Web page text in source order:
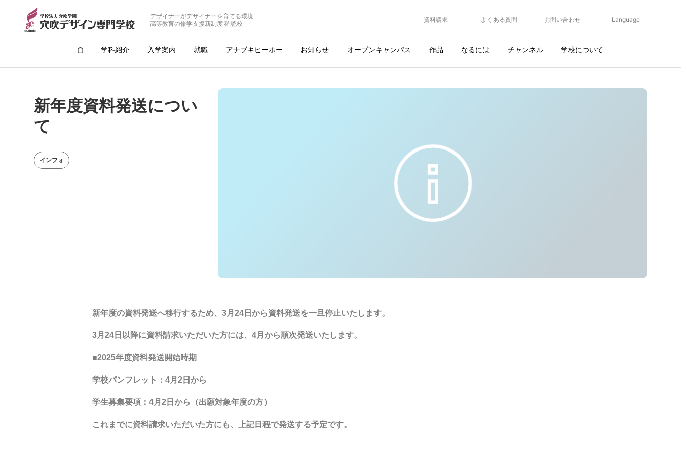
デザイナーがデザイナーを育てる環境
高等教育の修学支援新制度 確認校
資料請求 よくある質問 お問い合わせ Language
学科紹介 入学案内 就職 アナブキピーポー お知らせ オープンキャンパス 作品 なるには チャンネル 学校について
新年度資料発送につい
て
インフォ
新年度の資料発送へ移行するため、3月24日から資料発送を一旦停止いたします。
3月24日以降に資料請求いただいた方には、4月から順次発送いたします。
■2025年度資料発送開始時期
学校パンフレット：4月2日から
学生募集要項：4月2日から（出願対象年度の方）
これまでに資料請求いただいた方にも、上記日程で発送する予定です。